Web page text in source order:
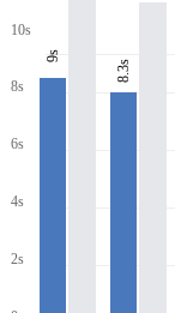
10s
8s
6s
4s
2s
9s
8.3s